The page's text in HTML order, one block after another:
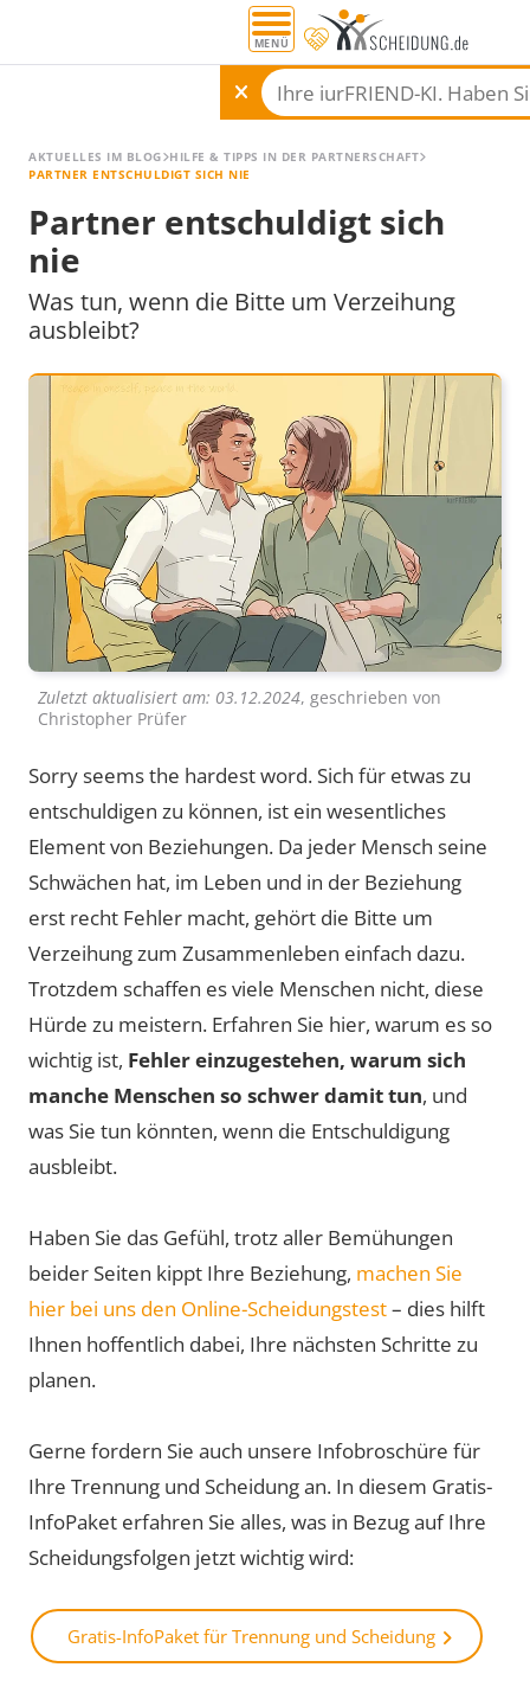
MENÜ
AKTUELLES IM BLOG HILFE & TIPPS IN DER PARTNERSCHAFT
PARTNER ENTSCHULDIGT SICH NIE
Partner entschuldigt sich
nie
Was tun, wenn die Bitte um Verzeihung
ausbleibt?
Zuletzt aktualisiert am: 03.12.2024, geschrieben von
Christopher Prüfer
Sorry seems the hardest word. Sich für etwas zu
entschuldigen zu können, ist ein wesentliches
Element von Beziehungen. Da jeder Mensch seine
Schwächen hat, im Leben und in der Beziehung
erst recht Fehler macht, gehört die Bitte um
Verzeihung zum Zusammenleben einfach dazu.
Trotzdem schaffen es viele Menschen nicht, diese
Hürde zu meistern. Erfahren Sie hier, warum es so
wichtig ist, Fehler einzugestehen, warum sich
manche Menschen so schwer damit tun, und
was Sie tun könnten, wenn die Entschuldigung
ausbleibt.
Haben Sie das Gefühl, trotz aller Bemühungen
beider Seiten kippt Ihre Beziehung, machen Sie
hier bei uns den Online-Scheidungstest– dies hilft
Ihnen hoffentlich dabei, Ihre nächsten Schritte zu
planen.
Gerne fordern Sie auch unsere Infobroschüre für
Ihre Trennung und Scheidung an. In diesem Gratis-
InfoPaket erfahren Sie alles, was in Bezug auf Ihre
Scheidungsfolgen jetzt wichtig wird:
Gratis-InfoPaket für Trennung und Scheidung